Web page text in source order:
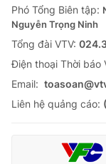
Phó Tổng Biên tập:
Nguyễn Trọng Ninh
Tổng đài VTV:
Ðiện thoại Thời báo
Email:
Liên hệ quảng cáo: